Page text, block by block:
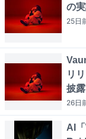
の
25日
リ
披露
26日
AI